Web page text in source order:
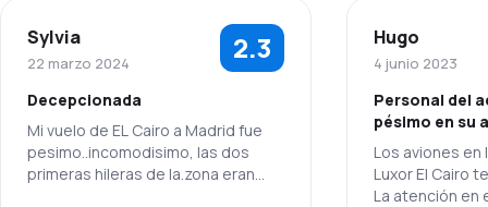
Red de conexiones
Precio del billete 3.6
Comodidad de viaje 3.6
Sylvia
22 marzo 2024 2.3
Decepcionada
Mi vuelo de EL Cairo a Madrid fue
pesimo..incomodisimo, las dos
primeras hileras de la.zona eran
Hugo
4 junio 2023
Personal del
pésimo en su
Los aviones en
Luxor El Cairo
La atención en